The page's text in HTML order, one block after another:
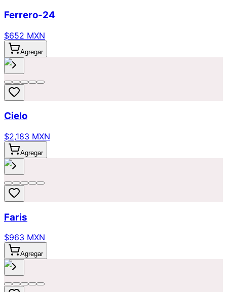
Ferrero-24
$652 MXN
Agregar
Cielo
$2,183 MXN
Agregar
Faris
$963 MXN
Agregar